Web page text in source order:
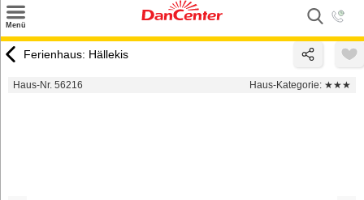
Menü
Urlaubsziele
Ferienhaus: Hällekis
Haus-Nr. 56216 Haus-Kategorie: ★★★